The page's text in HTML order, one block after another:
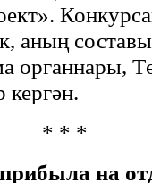
аның
органнары,
* * *
на